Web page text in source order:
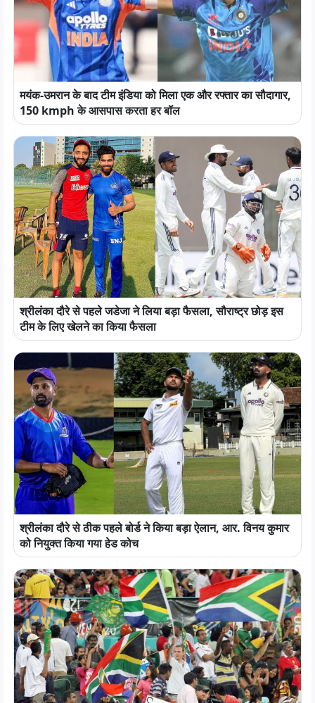
मयंक-उमरान के बाद टीम इंडिया को मिला एक और रफ्तार का सौदागार,
150 kmph के आसपास करता हर बॉल
श्रीलंका दौरे से पहले जडेजा ने लिया बड़ा फैसला, सौराष्ट्र छोड़ इस
टीम के लिए खेलने का किया फैसला
श्रीलंका दौरे से ठीक पहले बोर्ड ने किया बड़ा ऐलान, आर. विनय कुमार
को नियुक्त किया गया हेड कोच